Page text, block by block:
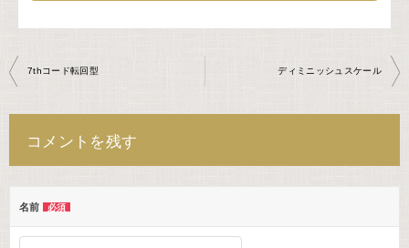
投
ー
シ
7thコード転回型 ディミニッシュスケール
コメントを残す
名前 必須